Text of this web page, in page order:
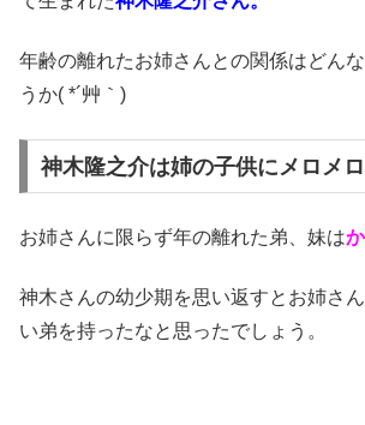
年齢の離れたお姉さんとの関係はどん
うか( *´艸｀)
神木隆之介は姉の子供にメロメロ
お姉さんに限らず年の離れた弟、妹は
神木さんの幼少期を思い返すとお姉さ
い弟を持ったなと思ったでしょう。